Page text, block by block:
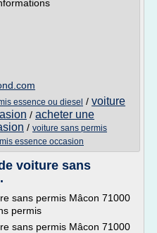
essence ou diesel / voiture
/ acheter une
/ voiture sans permis
essence occasion
voiture sans
sans permis Mâcon 71000
permis
sans permis Mâcon 71000